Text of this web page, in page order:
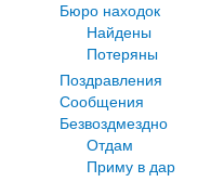
Бюро находок
Найдены
Потеряны
Поздравления
Сообщения
Безвоздмездно
Отдам
Приму в дар